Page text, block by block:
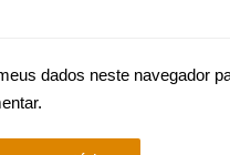
dados neste navegador